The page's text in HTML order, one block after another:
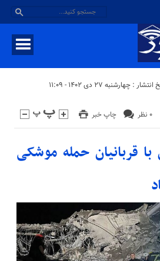
: چهارشنبه ۲۷ دی ۱۴۰۲ - ۱۱:۰۹
چاپ خبر ۰ نظر
با قربانیان حمله موشکی